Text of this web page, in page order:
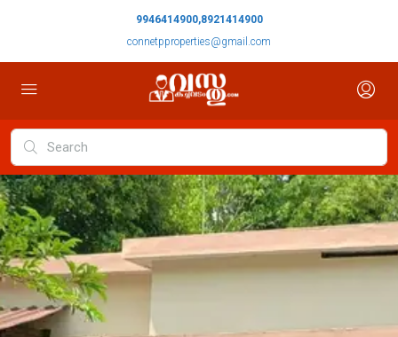
9946414900,8921414900
connetpproperties@gmail.com